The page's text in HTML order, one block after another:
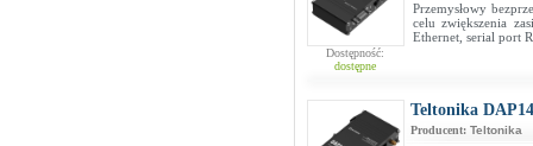
Dostępność:
dostępne
Przemysłowy
celu zwiększenia
Ethernet, serial port
Teltonika
Producent: Teltonika